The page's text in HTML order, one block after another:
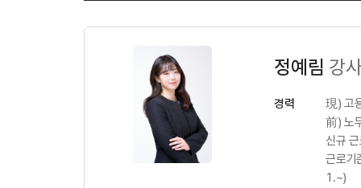
정예림 강
경력
現) 고
前) 노
신규
근로기
1.~)